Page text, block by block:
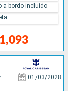
a bordo incluído
01/03/2028